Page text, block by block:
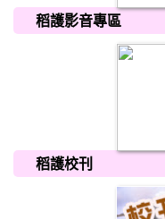
稻護影音專區
稻護校刊